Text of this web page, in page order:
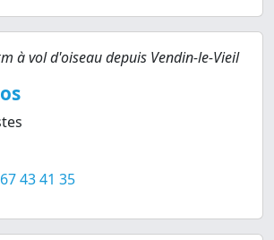
à vol d'oiseau depuis Vendin-le-Vieil
43 41 35